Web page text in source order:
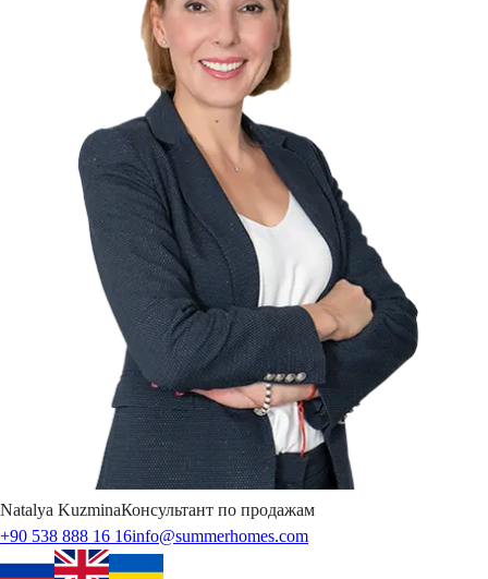
Natalya KuzminaКонсультант по продажам
+90 538 888 16 16info@summerhomes.com